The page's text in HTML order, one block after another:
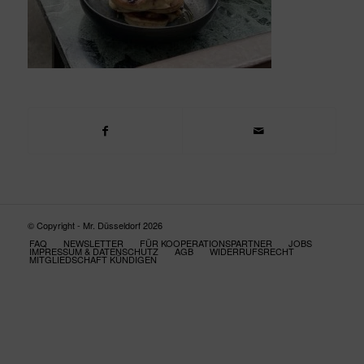
© Copyright - Mr. Düsseldorf 2026
FAQ
NEWSLETTER FÜR KOOPERATIONSPARTNER JOBS
IMPRESSUM & DATENSCHUTZ AGB WIDERRUFSRECHT
MITGLIEDSCHAFT KÜNDIGEN